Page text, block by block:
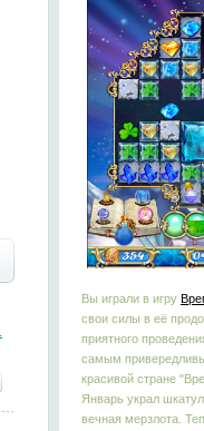
Вы играли в игру
свои силы в её
приятного
самым
красивой стране
Январь украл
вечная мерзлота.